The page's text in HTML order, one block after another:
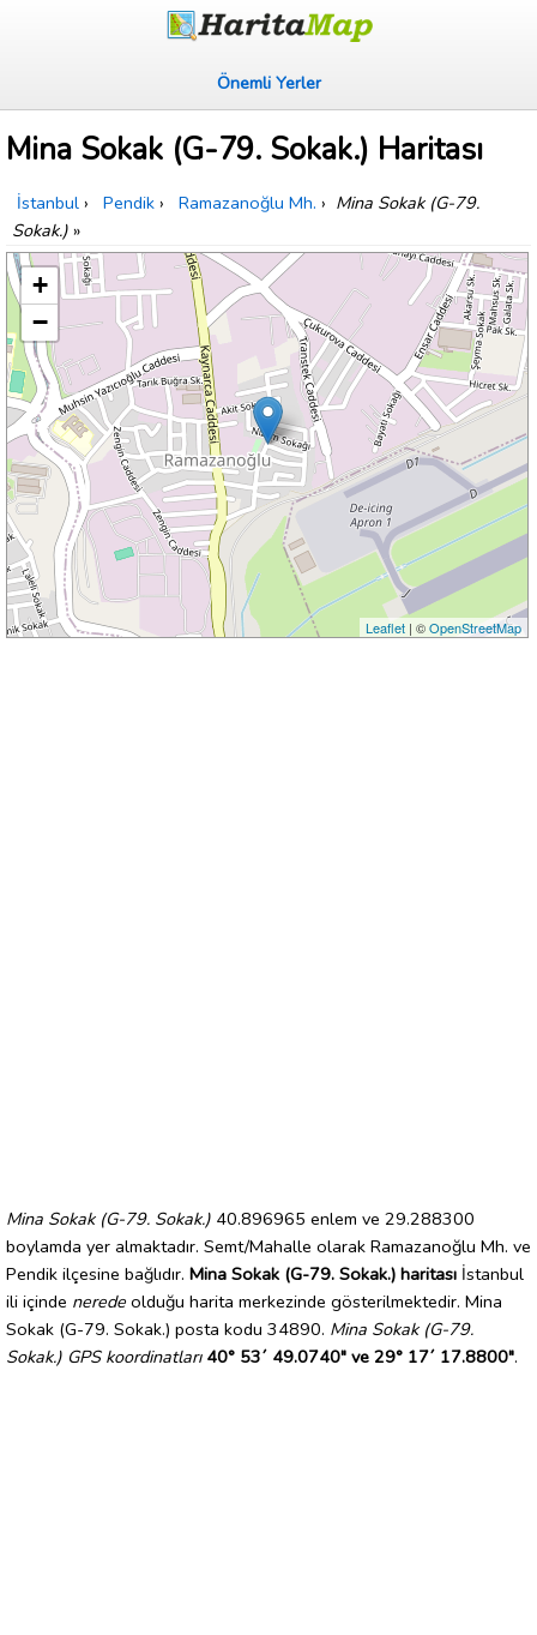
Önemli Yerler
Mina Sokak (G-79. Sokak.) Haritası
İstanbul › Pendik › Ramazanoğlu Mh. › Mina Sokak (G-79.
Sokak.) »
+
−
Leaflet| ©OpenStreetMap
Mina Sokak (G-79. Sokak.) 40.896965 enlem ve 29.288300
boylamda yer almaktadır. Semt/Mahalle olarak Ramazanoğlu Mh. ve
Pendik ilçesine bağlıdır. Mina Sokak (G-79. Sokak.) haritası İstanbul
ili içinde nerede olduğu harita merkezinde gösterilmektedir. Mina
Sokak (G-79. Sokak.) posta kodu 34890. Mina Sokak (G-79.
Sokak.) GPS koordinatları 40° 53´ 49.0740" ve 29° 17´ 17.8800".